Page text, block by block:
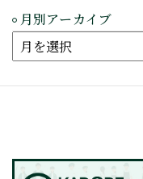
月別アーカイブ